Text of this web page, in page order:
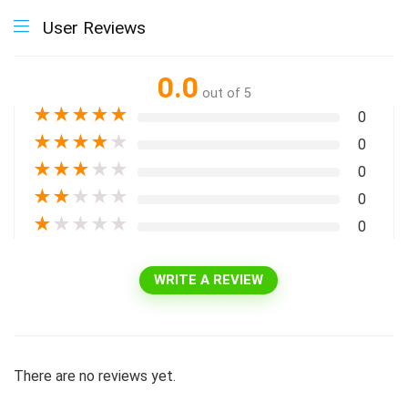
User Reviews
0.0 out of 5
★★★★★ 0
★★★★ ★ 0
★★★ ★ ★ 0
★★ ★ ★ ★ 0
★ ★ ★ ★ ★ 0
WRITE A REVIEW
There are no reviews yet.